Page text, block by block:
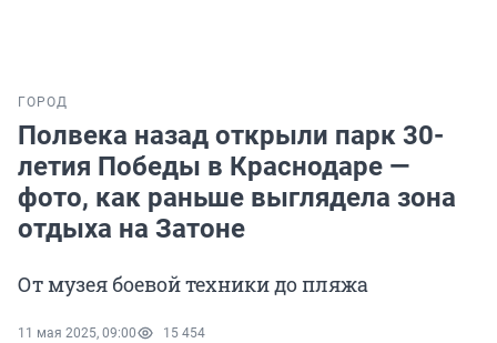
ГОРОД
Полвека назад открыли парк 30-
летия Победы в Краснодаре —
фото, как раньше выглядела зона
отдыха на Затоне
От музея боевой техники до пляжа
11 мая 2025, 09:00 15 454